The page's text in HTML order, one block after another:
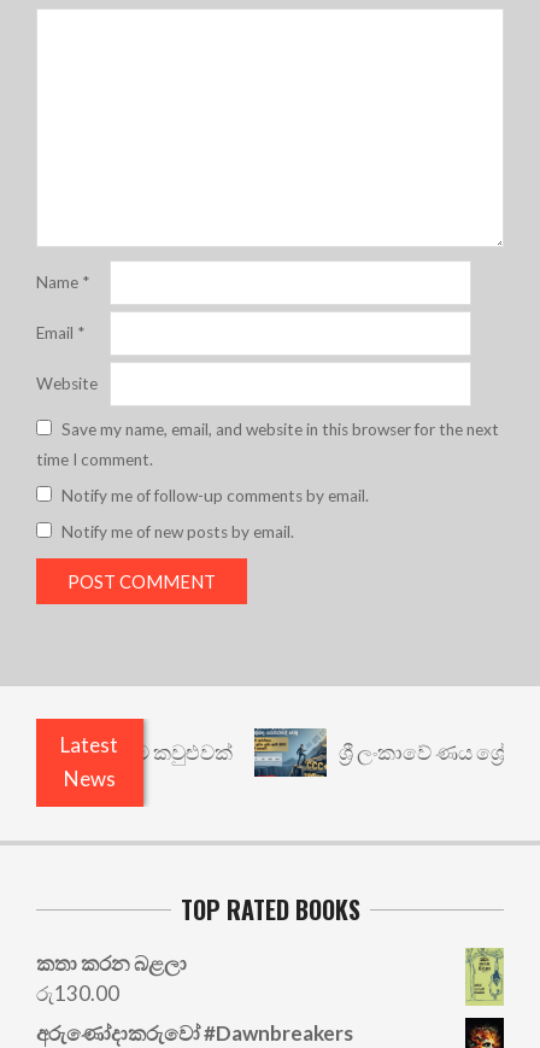
Name *
Email *
Website
Save my name, email, and website in this browser for the next
time I comment.
Notify me of follow-up comments by email.
Notify me of new posts by email.
Latest
News
කවුළුවක් ශ්‍රී ලංකාවේ ණය ශ්‍රේණිගත
TOP RATED BOOKS
කතා කරන බළලා
රු130.00
අරු‍ණෝදාකරුවෝ #Dawnbreakers